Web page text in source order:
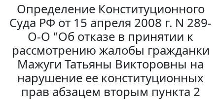
Определение Конституционного
Суда РФ от 15 апреля 2008 г. N 289-
О-О "Об отказе в принятии к
рассмотрению жалобы гражданки
Мажуги Татьяны Викторовны на
нарушение ее конституционных
прав абзацем вторым пункта 2